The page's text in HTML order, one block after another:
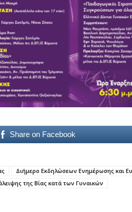
Share on Facebook
Διήμερο Εκδηλώσεων Ενημέρωσης και
της Βίας κατά των Γυναικών